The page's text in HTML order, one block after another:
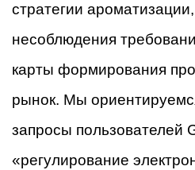
стратегии
несоблюдения
карты формирования
рынок. Мы
запросы пользователей
«регулирование